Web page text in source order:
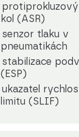
kol (ASR)
senzor tlaku v
pneumatikách
stabilizace
(ESP)
ukazatel
limitu (SLIF)